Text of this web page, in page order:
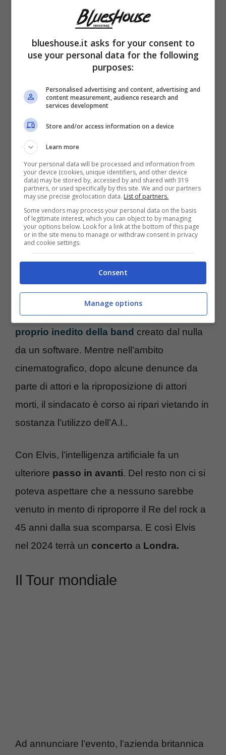
intelligenza Artificiale
Pensiamo anche solo all’ultimo brano dei
Beatles,Now and Then, uscito nel 2023; un
vero e proprio inedito della band a cui si è
potuti arrivare solo grazia all’aiuto dell’A.I..
Ma non c’è solo questo esempio; sempre nel
2023Everlongstorico brano dei Foo Fighters
è stato reinciso dall’A.I. questa volta in una
versione particolare cantate daKurt Cobain
a cui è poi seguitoSmother, un vero e
proprio inedito della band creato dal nulla
da un software. Mentre nell’ambito
cinematografico, dopo alcune denunce da
parte di attori e la riproposizione di attori
morti, il sindacato è corso ai ripari vietando in
sostanza l’utilizzo dell’A.I..
Con Elvis, l’intelligenza artificiale fa un
ulteriore passo in avanti. Del resto non ci si
poteva aspettare che a nessuno sarebbe
venuto in mento di riproporre il Re del rock a
45 anni dalla sua scomparsa. E così Elvis
nel 2024 terrà un concerto a Londra.
Il Tour mondiale
Ad annunciare l’evento, l’azienda britannica
blueshouse.it asks for your consent to
use your personal data for the following
purposes:
Personalised advertising and content, advertising and
content measurement, audience research and
services development
Store and/or access information on a device
Learn more
Your personal data will be processed and information from
your device (cookies, unique identifiers, and other device
data) may be stored by, accessed by and shared with 319
partners, or used specifically by this site. We and our partners
may use precise geolocation data. List of partners.
Some vendors may process your personal data on the basis
of legitimate interest, which you can object to by managing
your options below. Look for a link at the bottom of this page
or in the site menu to manage or withdraw consent in privacy
and cookie settings.
Consent
Manage options